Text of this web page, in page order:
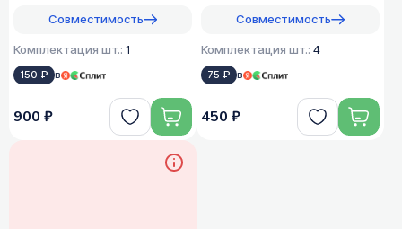
Совместимость
Комплектация шт.: 1
150 ₽ в
900 ₽
Совместимость
Комплектация шт.: 4
75 ₽ в
450 ₽